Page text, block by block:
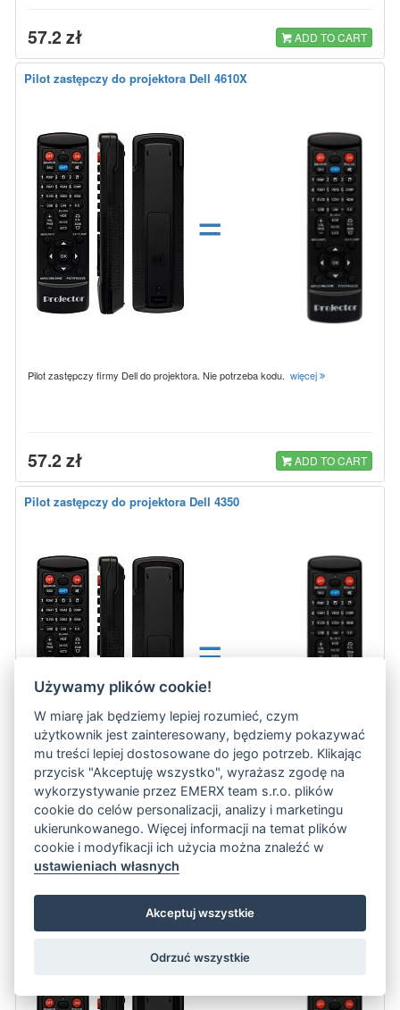
57.2 zł ADD TO CART
Pilot zastępczy do projektora Dell 4610X
=
Pilot zastępczy firmy Dell do projektora. Nie potrzeba kodu. więcej
57.2 zł ADD TO CART
Pilot zastępczy do projektora Dell 4350
=
Pilot zastępczy firmy Dell do projektora. Nie potrzeba kodu. więcej
57.2 zł
Pilot zastępczy do projektora Dell 4320
Używamy plików cookie!
W miarę jak będziemy lepiej rozumieć, czym
użytkownik jest zainteresowany, będziemy pokazywać
mu treści lepiej dostosowane do jego potrzeb. Klikając
przycisk "Akceptuję wszystko", wyrażasz zgodę na
wykorzystywanie przez EMERX team s.r.o. plików
cookie do celów personalizacji, analizy i marketingu
ukierunkowanego. Więcej informacji na temat plików
cookie i modyfikacji ich użycia można znaleźć w
ustawieniach własnych
Akceptuj wszystkie
Odrzuć wszystkie